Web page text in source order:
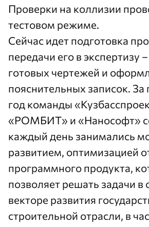
Проверки на коллизии
тестовом режиме.
Сейчас идет подготовка
передачи его в экспертизу
готовых чертежей и
пояснительных записок.
год команды
«РОМБИТ» и «Нанософт»
каждый день занимались
развитием, оптимизацией
программного продукта,
позволяет решать задачи в
векторе развития
строительной отрасли, в